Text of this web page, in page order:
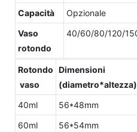
Capacità
Opzionale
Vaso
rotondo
40/60/80/120/
Rotondo
vaso
Dimensioni
(diametro*altezza)
40ml
56*48mm
60ml
56*54mm